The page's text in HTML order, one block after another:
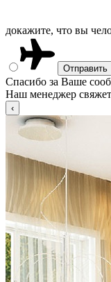
докажите, что вы
Спасибо за Ваше
Наш менеджер